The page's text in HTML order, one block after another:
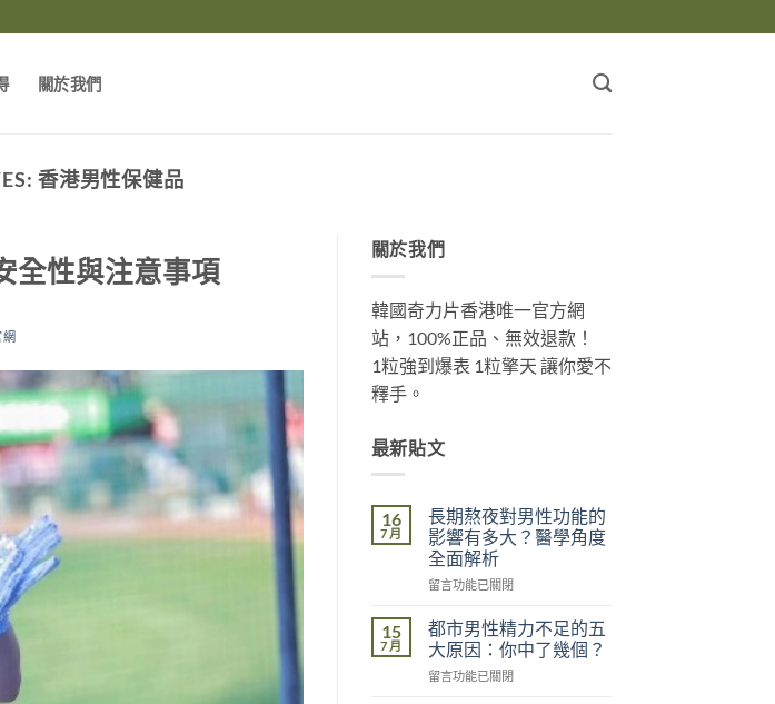
關於我們
香港男性保健品
全性與注意事項
網
關於我們
韓國奇力片香港唯一官方網
站，100%正品、無效退款！
1粒強到爆表 1粒擎天 讓你愛不
釋手。
最新貼文
16
7 月
長期熬夜對男性功能的
影響有多大？醫學角度
全面解析
在
期
熬
夜
對
留言功能已關閉
15
7 月
都市男性精力不足的五
大原因：你中了幾個？
在
留言功能已關閉